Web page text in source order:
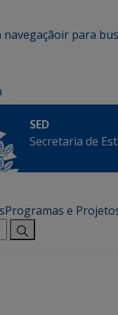
navegaçãoir para
SED
Secretaria de
Programas e